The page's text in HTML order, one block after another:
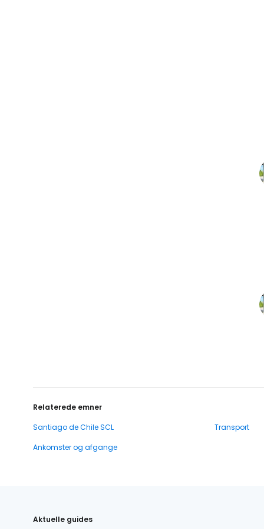
Relaterede emner
Santiago de Chile SCL
Transport
Ankomster og afgange
Aktuelle guides